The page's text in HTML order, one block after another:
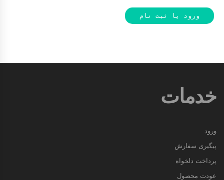
ورود یا ثبت نام
خدمات
ورود
پیگیری سفارش
پرداخت دلخواه
عودت محصول